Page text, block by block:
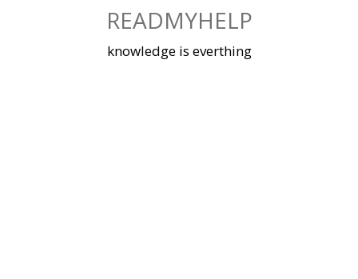
READMYHELP
knowledge is everthing